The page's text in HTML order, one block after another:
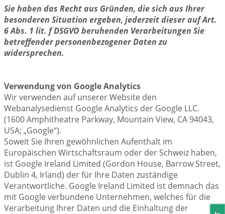
Sie haben das Recht aus Gründen, die sich aus Ihrer
besonderen Situation ergeben, jederzeit dieser auf Art.
6 Abs. 1 lit. f DSGVO beruhenden Verarbeitungen Sie
betreffender personenbezogener Daten zu
widersprechen.
Verwendung von Google Analytics
Wir verwenden auf unserer Website den
Webanalysedienst Google Analytics der Google LLC.
(1600 Amphitheatre Parkway, Mountain View, CA 94043,
USA; „Google“).
Soweit Sie Ihren gewöhnlichen Aufenthalt im
Europäischen Wirtschaftsraum oder der Schweiz haben,
ist Google Ireland Limited (Gordon House, Barrow Street,
Dublin 4, Irland) der für Ihre Daten zuständige
Verantwortliche. Google Ireland Limited ist demnach das
mit Google verbundene Unternehmen, welches für die
Verarbeitung Ihrer Daten und die Einhaltung der